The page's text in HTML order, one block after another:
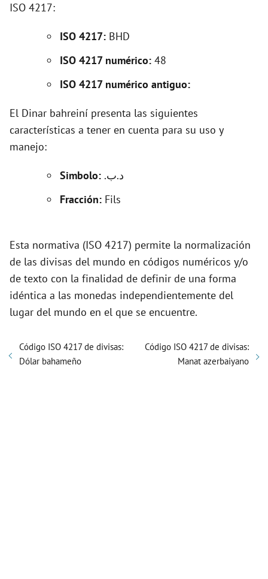
d
e
ISO 4217:
ISO 4217: BHD
ISO 4217 numérico: 48
ISO 4217 numérico antiguo:
El Dinar bahreiní presenta las siguientes
características a tener en cuenta para su uso y
manejo:
Simbolo: .د.ب
Fracción: Fils
Esta normativa (ISO 4217) permite la normalización
de las divisas del mundo en códigos numéricos y/o
de texto con la finalidad de definir de una forma
idéntica a las monedas independientemente del
lugar del mundo en el que se encuentre.
Código ISO 4217 de divisas:
Dólar bahameño
Código ISO 4217 de divisas:
Manat azerbaiyano